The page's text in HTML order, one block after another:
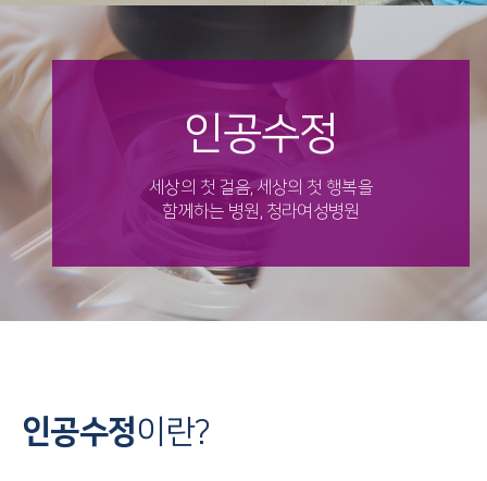
인공수정
세상의 첫 걸음, 세상의 첫 행복을
함께하는 병원, 청라여성병원
인공수정이란?